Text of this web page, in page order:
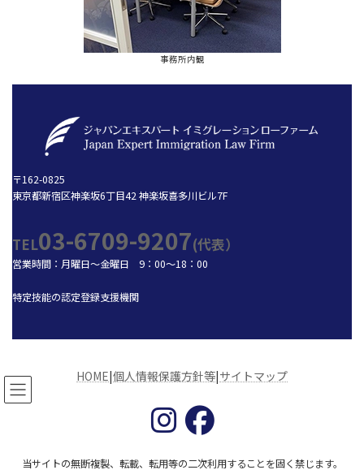
事務所内観
〒162-0825
東京都新宿区神楽坂6丁目42 神楽坂喜多川ビル7F
TEL03-6709-9207(代表）
営業時間：月曜日～金曜日 9：00～18：00
特定技能の認定登録支援機関
HOME|個人情報保護方針等|サイトマップ
当サイトの無断複製、転載、転用等の二次利用することを固く禁じます。